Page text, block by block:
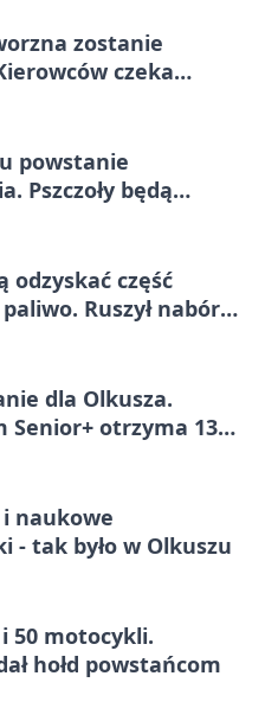
zostanie
czeka
powstanie
Pszczoły będą
odzyskać część
Ruszył nabór
dla Olkusza.
Senior+ otrzyma 134
naukowe
- tak było w Olkuszu
50 motocykli.
hołd powstańcom